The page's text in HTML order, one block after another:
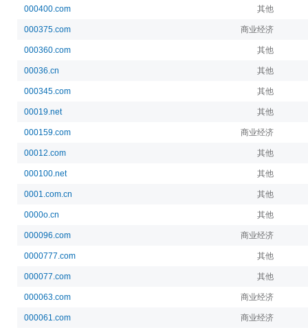
000400.com 其他
000375.com 商业经济
000360.com 其他
00036.cn 其他
000345.com 其他
00019.net 其他
000159.com 商业经济
00012.com 其他
000100.net 其他
0001.com.cn 其他
0000o.cn 其他
000096.com 商业经济
0000777.com 其他
000077.com 其他
000063.com 商业经济
000061.com 商业经济